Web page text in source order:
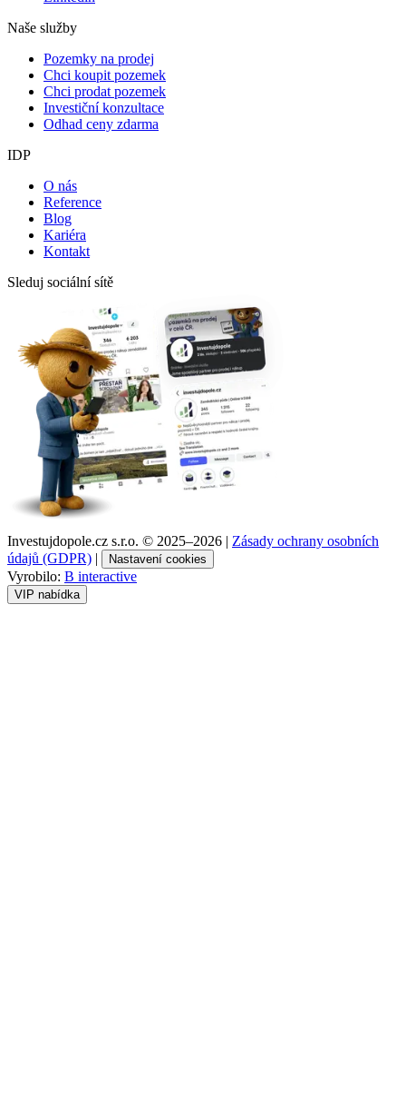
Naše služby
Pozemky na prodej
Chci koupit pozemek
Chci prodat pozemek
Investiční konzultace
Odhad ceny zdarma
IDP
O nás
Reference
Blog
Kariéra
Kontakt
Sleduj sociální sítě
Investujdopole.cz s.r.o. © 2025–2026 | Zásady ochrany osobních
údajů (GDPR) | Nastavení cookies
Vyrobilo: B interactive
VIP nabídka